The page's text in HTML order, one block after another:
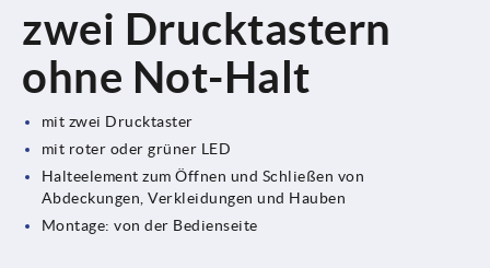
zwei Drucktastern
ohne Not-Halt
mit zwei Drucktaster
mit roter oder grüner LED
Halteelement zum Öffnen und Schließen von
Abdeckungen, Verkleidungen und Hauben
Montage: von der Bedienseite